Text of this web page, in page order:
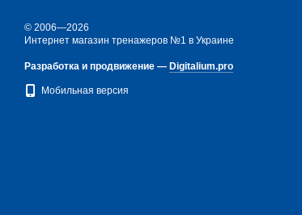
© 2006—2026
Интернет магазин тренажеров №1 в Украине
Разработка и продвижение — Digitalium.pro
Мобильная версия